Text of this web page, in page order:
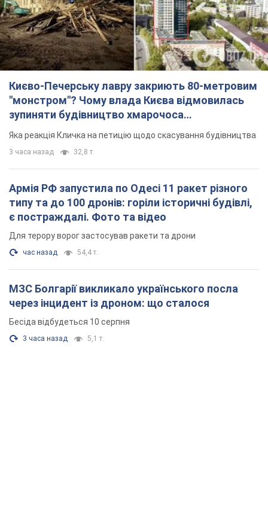
Києво-Печерську лавру закриють 80-метровим
"монстром"? Чому влада Києва відмовилась
зупиняти будівництво хмарочоса
"московського вірянина"
Яка реакція Кличка на петицію щодо скасування будівництва
3 часа назад 32,8 т.
Армія РФ запустила по Одесі 11 ракет різного
типу та до 100 дронів: горіли історичні будівлі,
є постраждалі. Фото та відео
Для терору ворог застосував ракети та дрони
час назад 54,4 т.
МЗС Болгарії викликало українського посла
через інцидент із дроном: що сталося
Бесіда відбудеться 10 серпня
3 часа назад 5,1 т.